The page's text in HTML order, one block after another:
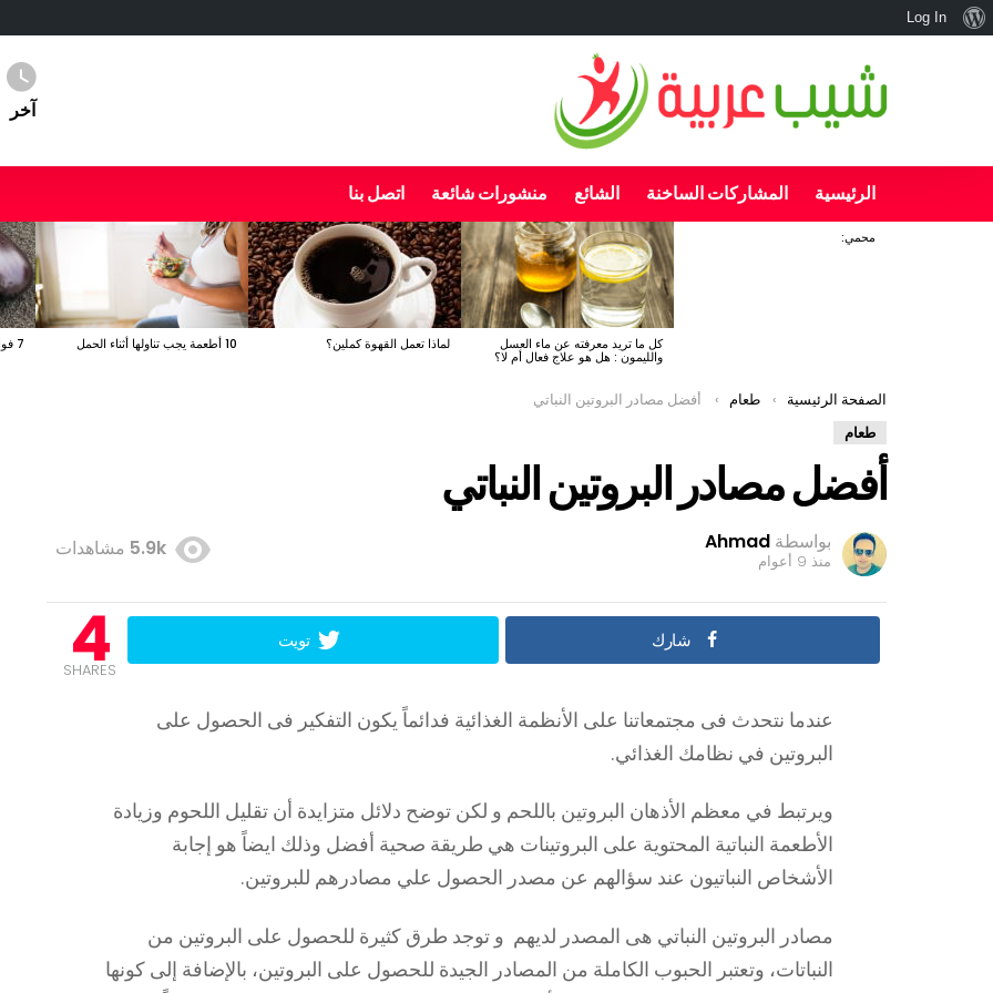
آخر
الرئيسية المشاركات الساخنة الشائع منشورات شائعة اتصل بنا
آخرمحمي:
كل ما تريد معرفته عن ماء العسل
والليمون : هل هو علاج فعال أم لا؟
لماذا تعمل القهوة كملين؟ 10 أطعمة يجب تناولها أثناء الحمل 7 فوائد صحية مدهشة للباذنجان
You are here:
الصفحة الرئيسية طعام
أفضل مصادر البروتين النباتي
طعام
أفضل مصادر البروتين النباتي
بواسطة Ahmad
منذ 9 أعوام
5.9k مشاهدات
4
SHARES
شارك تويت
عندما نتحدث فى مجتمعاتنا على الأنظمة الغذائية فدائماً يكون التفكير فى الحصول على
البروتين في نظامك الغذائي.
ويرتبط في معظم الأذهان البروتين باللحم و لكن توضح دلائل متزايدة أن تقليل اللحوم وزيادة
الأطعمة النباتية المحتوية على البروتينات هي طريقة صحية أفضل وذلك ايضاً هو إجابة
الأشخاص النباتيون عند سؤالهم عن مصدر الحصول علي مصادرهم للبروتين.
مصادر البروتين النباتي هى المصدر لديهم و توجد طرق كثيرة للحصول على البروتين من
النباتات، وتعتبر الحبوب الكاملة من المصادر الجيدة للحصول على البروتين، بالإضافة إلى كونها
نبذةLog In